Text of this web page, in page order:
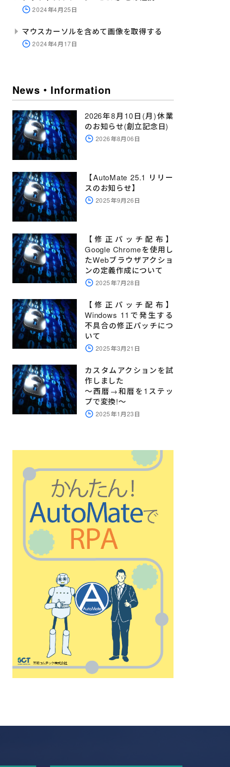
"ews" EMAILADDRESS="automate1@example.
"dataset1" MESSAGEID="%AMTrigger.MessageID%"
2024年4月25日
マウスカーソルを含めて画像を取得する
2024年4月17日
News・Information
2026年8月10日(月)休業
のお知らせ(創立記念日)
2026年8月06日
【AutoMate 25.1 リリー
スのお知らせ】
2025年9月26日
【修正パッチ配布】
Google Chromeを使用し
たWebブラウザアクショ
ンの定義作成について
2025年7月28日
【修正パッチ配布】
Windows 11で発生する
不具合の修正パッチにつ
いて
2025年3月21日
カスタムアクションを試
作しました
～西暦→和暦を1ステッ
プで変換!～
2025年1月23日